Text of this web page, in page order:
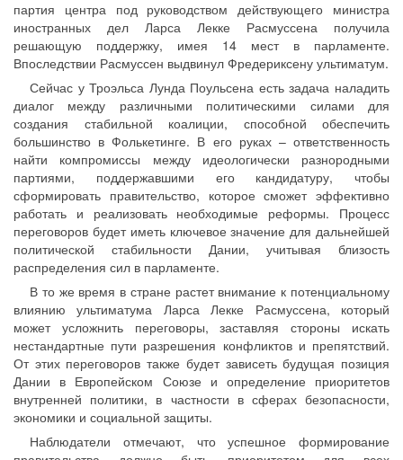
партия центра под руководством действующего министра
иностранных дел Ларса Лекке Расмуссена получила
решающую поддержку, имея 14 мест в парламенте.
Впоследствии Расмуссен выдвинул Фредериксену ультиматум.
Сейчас у Троэльса Лунда Поульсена есть задача наладить
диалог между различными политическими силами для
создания стабильной коалиции, способной обеспечить
большинство в Фолькетинге. В его руках – ответственность
найти компромиссы между идеологически разнородными
партиями, поддержавшими его кандидатуру, чтобы
сформировать правительство, которое сможет эффективно
работать и реализовать необходимые реформы. Процесс
переговоров будет иметь ключевое значение для дальнейшей
политической стабильности Дании, учитывая близость
распределения сил в парламенте.
В то же время в стране растет внимание к потенциальному
влиянию ультиматума Ларса Лекке Расмуссена, который
может усложнить переговоры, заставляя стороны искать
нестандартные пути разрешения конфликтов и препятствий.
От этих переговоров также будет зависеть будущая позиция
Дании в Европейском Союзе и определение приоритетов
внутренней политики, в частности в сферах безопасности,
экономики и социальной защиты.
Наблюдатели отмечают, что успешное формирование